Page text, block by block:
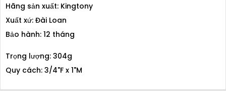
Hãng sản xuất: Kingtony
Xuất xứ: Đài Loan
Bảo hành: 12 tháng
Trọng lượng: 304g
Quy cách: 3/4"F x 1"M